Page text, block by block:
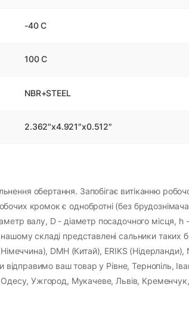
-40 С
100 С
NBR+STEEL
2.362"x4.921"x0.512"
обертання. Запобігає витіканню
кромок є однобротні (без
валу, D - діаметр посадочного місця, h
складі представлені сальники таких
DMH (Китай), ERIKS (Нідерланди),
відправимо ваш товар у Рівне, Тернопіль,
Ужгород, Мукачеве, Львів,